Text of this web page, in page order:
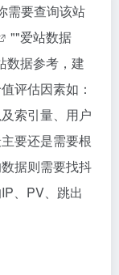
需要查询该站
""爱站数据
数据参考，建
评估因素如：
索引量、用户
要还是需要根
据则需要找抖
、PV、跳出